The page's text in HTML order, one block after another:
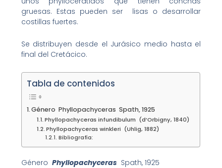
gruesas. Estas pueden ser lisas o desarrollar
costillas fuertes.
Se distribuyen desde el Jurásico medio hasta el
final del Cretácico.
Tabla de contenidos
Género Phyllopachyceras Spath, 1925
Phyllopachyceras infundibulum (d’Orbigny, 1840)
Phyllopachyceras winkleri (Uhlig, 1882)
Bibliografía:
Género PhyllopachycerasSpath, 1925